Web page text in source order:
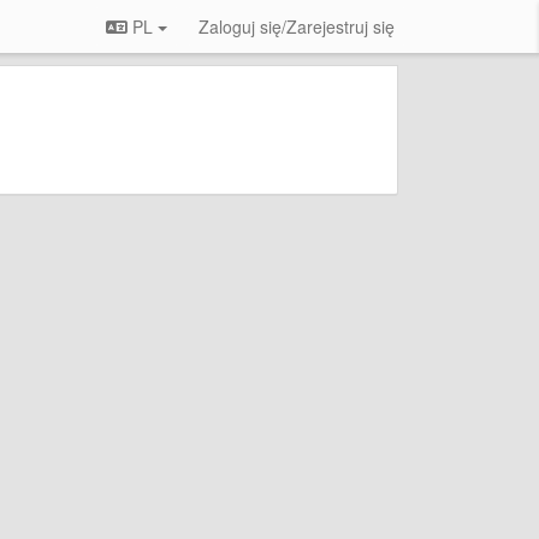
PL Zaloguj się/Zarejestruj się